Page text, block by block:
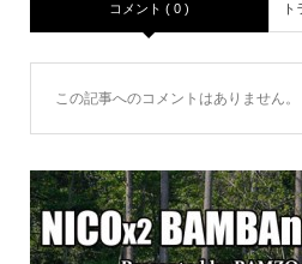
コメント ( 0 )
この記事へのコメントはありません。